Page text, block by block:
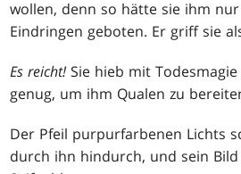
wollen, denn so hätte sie ihm
Eindringen geboten. Er griff sie
Es reicht!Sie hieb mit
genug, um ihm Qualen zu
Der Pfeil purpurfarbenen Lichts
durch ihn hindurch, und sein